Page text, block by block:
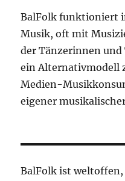
BalFolk funktioniert
Musik, oft mit
der Tänzerinnen
ein Alternativmodell
Medien-
eigener
BalFolk ist